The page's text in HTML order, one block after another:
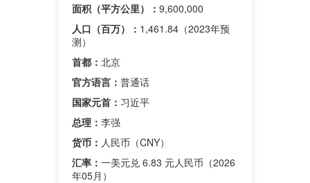
面积（平方公里）： 9,600,000
人口（百万）： 1,461.84（2023年预
测）
首都： 北京
官方语言： 普通话
国家元首： 习近平
总理： 李强
货币： 人民币（CNY）
汇率： 一美元兑 6.83 元人民币（2026
年05月）